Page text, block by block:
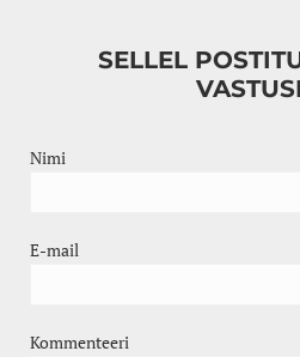
SELLEL
Nimi
E-mail
Kommenteeri